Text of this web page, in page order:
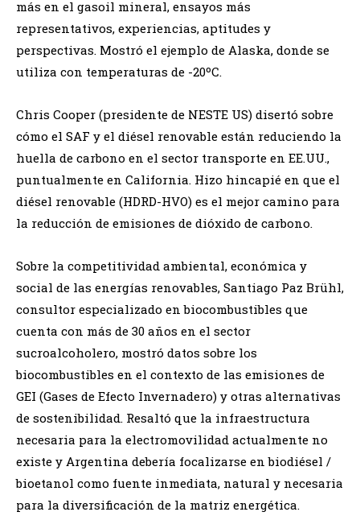
más en el gasoil mineral, ensayos más
representativos, experiencias, aptitudes y
perspectivas. Mostró el ejemplo de Alaska, donde se
utiliza con temperaturas de -20ºC.
Chris Cooper (presidente de NESTE US) disertó sobre
cómo el SAF y el diésel renovable están reduciendo la
huella de carbono en el sector transporte en EE.UU.,
puntualmente en California. Hizo hincapié en que el
diésel renovable (HDRD-HVO) es el mejor camino para
la reducción de emisiones de dióxido de carbono.
Sobre la competitividad ambiental, económica y
social de las energías renovables, Santiago Paz Brühl,
consultor especializado en biocombustibles que
cuenta con más de 30 años en el sector
sucroalcoholero, mostró datos sobre los
biocombustibles en el contexto de las emisiones de
GEI (Gases de Efecto Invernadero) y otras alternativas
de sostenibilidad. Resaltó que la infraestructura
necesaria para la electromovilidad actualmente no
existe y Argentina debería focalizarse en biodiésel /
bioetanol como fuente inmediata, natural y necesaria
para la diversificación de la matriz energética.